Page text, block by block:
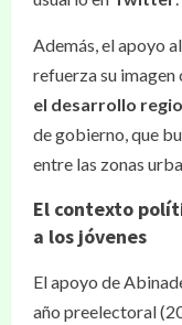
Además, el apoyo
refuerza su imagen
el desarrollo
de gobierno, que
entre las zonas
El contexto
a los jóvenes
El apoyo de
año preelectoral